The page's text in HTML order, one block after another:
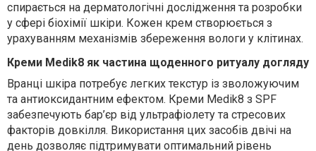
спирається на дерматологічні дослідження та розробки
у сфері біохімії шкіри. Кожен крем створюється з
урахуванням механізмів збереження вологи у клітинах.
Креми Medik8 як частина щоденного ритуалу догляду
Вранці шкіра потребує легких текстур із зволожуючим
та антиоксидантним ефектом. Креми Medik8 з SPF
забезпечують бар’єр від ультрафіолету та стресових
факторів довкілля. Використання цих засобів двічі на
день дозволяє підтримувати оптимальний рівень